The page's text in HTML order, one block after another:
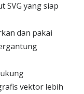
SVG yang siap
dan pakai
vektor lebih